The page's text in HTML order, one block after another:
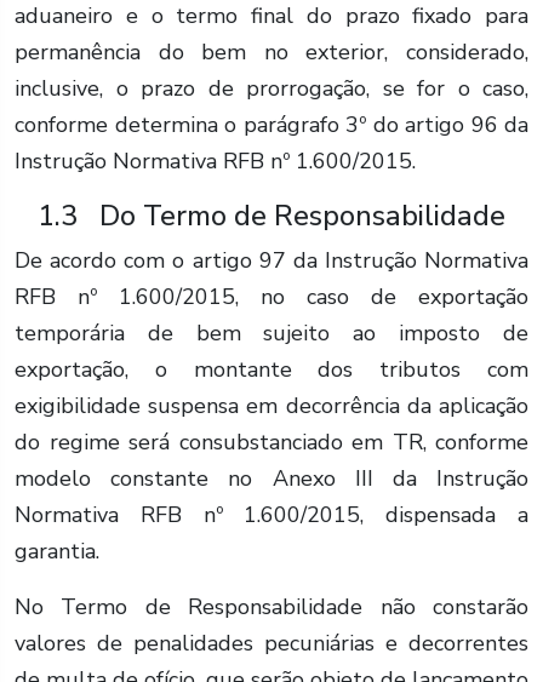
aduaneiro e o termo final do prazo fixado para
permanência do bem no exterior, considerado,
inclusive, o prazo de prorrogação, se for o caso,
conforme determina o parágrafo 3º do artigo 96 da
Instrução Normativa RFB nº 1.600/2015.
1.3 Do Termo de Responsabilidade
De acordo com o artigo 97 da Instrução Normativa
RFB nº 1.600/2015, no caso de exportação
temporária de bem sujeito ao imposto de
exportação, o montante dos tributos com
exigibilidade suspensa em decorrência da aplicação
do regime será consubstanciado em TR, conforme
modelo constante no Anexo III da Instrução
Normativa RFB nº 1.600/2015, dispensada a
garantia.
No Termo de Responsabilidade não constarão
valores de penalidades pecuniárias e decorrentes